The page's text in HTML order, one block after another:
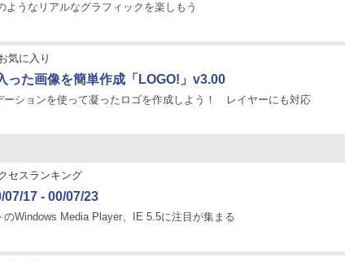
ようなリアルなグラフィックを楽しもう
気に入り
った画像を簡単作成「LOGO!」v3.00
ーションを使って凝ったロゴを作成しよう！ レイヤーにも対応
セスランキング
07/17 - 00/07/23
のWindows Media Player、IE 5.5に注目が集まる